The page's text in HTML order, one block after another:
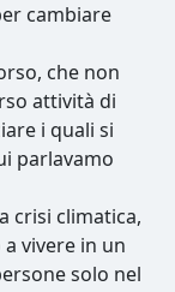
cambiare
che non
attività di
i quali si
parlavamo
crisi climatica,
a vivere in un
solo nel